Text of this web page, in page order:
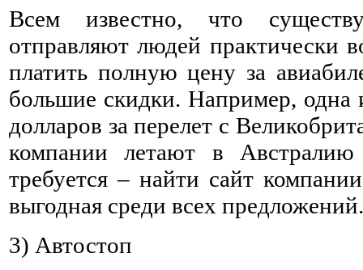
Всем известно, что
отправляют людей практически
платить полную цену за
большие скидки. Например, одна
долларов за перелет с
компании летают в
требуется – найти сайт
выгодная среди всех предложений.
3) Автостоп